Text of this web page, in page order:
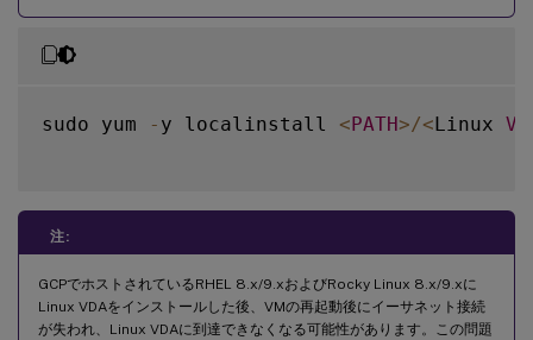
sudo yum - y localinstall < PATH>/< Linux
注:
GCPでホストされているRHEL 8.x/9.xおよびRocky Linux 8.x/9.xに
Linux VDAをインストールした後、VMの再起動後にイーサネット接続
が失われ、Linux VDAに到達できなくなる可能性があります。この問題